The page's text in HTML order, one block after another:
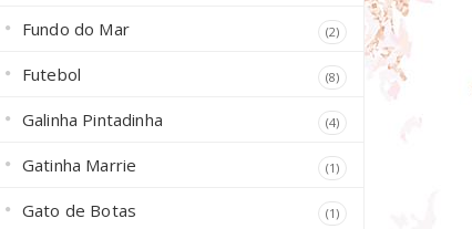
Fundo do Mar (2)
Futebol (8)
Galinha Pintadinha (4)
Gatinha Marrie (1)
Gato de Botas (1)